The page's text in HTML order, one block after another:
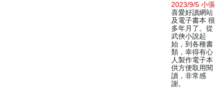
2023/9/5 小張
喜愛好讀網站
及電子書本 很
多年月了。從
武俠小說起
始，到各種書
類，幸得有心
人製作電子本
供方便取用閱
讀，非常感
謝。